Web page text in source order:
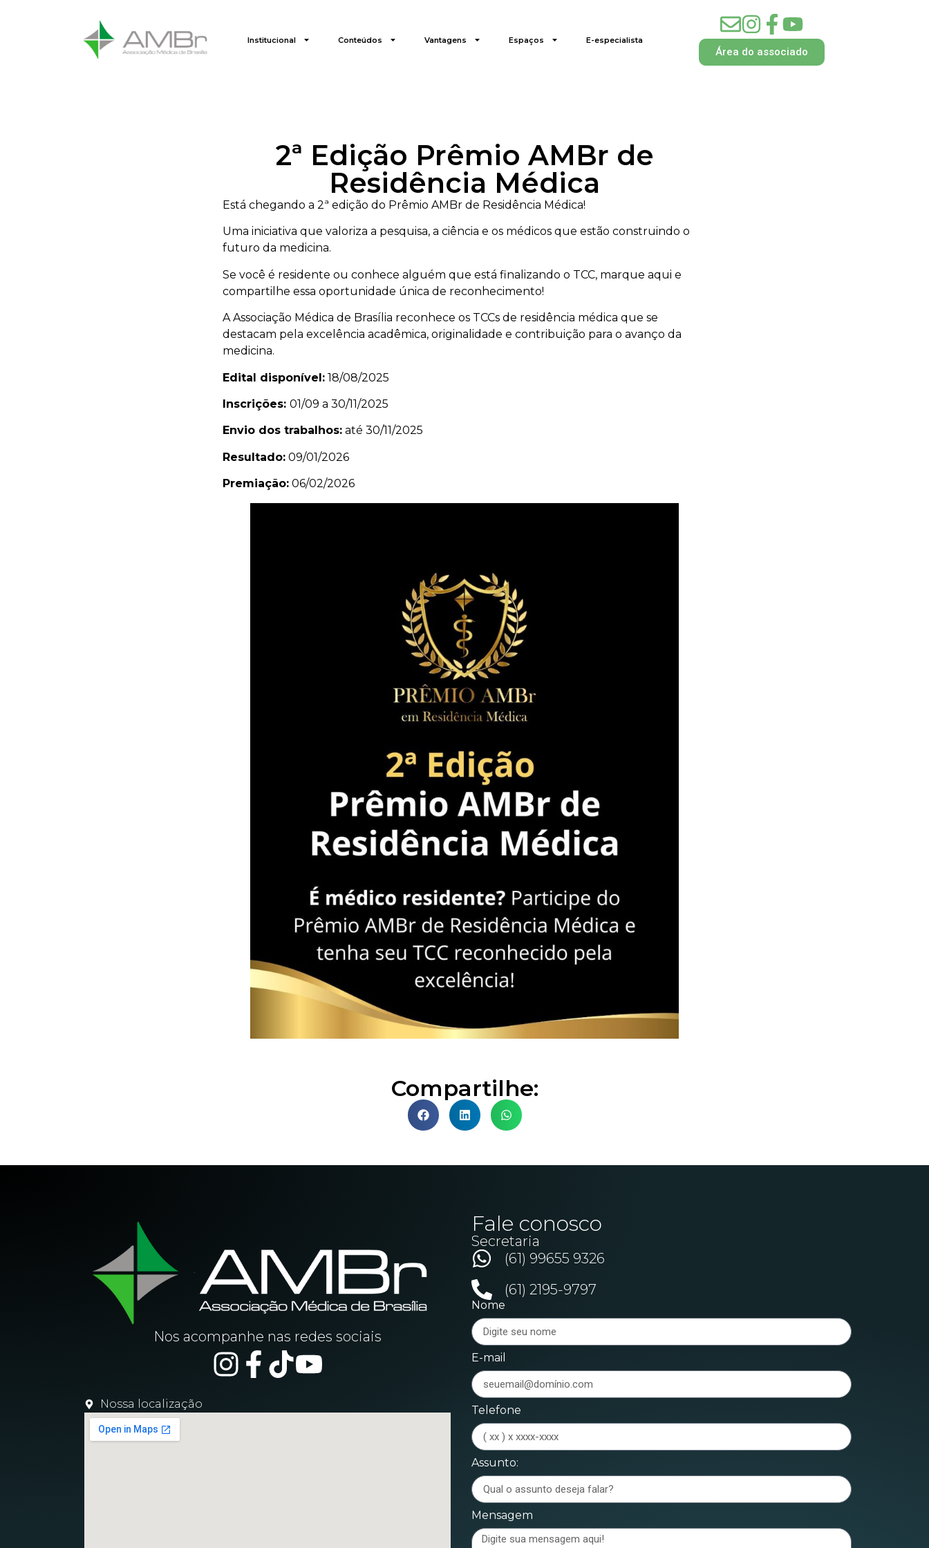
Institucional Conteúdos Vantagens Espaços E-especialista
Área do associado
2ª Edição Prêmio AMBr de
Residência Médica
Está chegando a 2ª edição do Prêmio AMBr de Residência Médica!
Uma iniciativa que valoriza a pesquisa, a ciência e os médicos que estão construindo o
futuro da medicina.
Se você é residente ou conhece alguém que está finalizando o TCC, marque aqui e
compartilhe essa oportunidade única de reconhecimento!
A Associação Médica de Brasília reconhece os TCCs de residência médica que se
destacam pela excelência acadêmica, originalidade e contribuição para o avanço da
medicina.
Edital disponível: 18/08/2025
Inscrições: 01/09 a 30/11/2025
Envio dos trabalhos: até 30/11/2025
Resultado: 09/01/2026
Premiação: 06/02/2026
Compartilhe:
Nos acompanhe nas redes sociais
Nossa localização
Fale conosco
Secretaria
(61) 99655 9326
(61) 2195-9797
Nome
E-mail
Telefone
Assunto:
Mensagem